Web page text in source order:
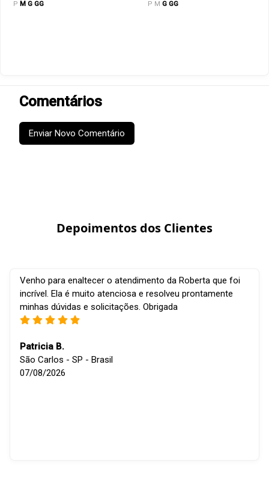
P M G GG P M G GG
Comentários
Enviar Novo Comentário
Depoimentos dos Clientes
Venho para enaltecer o atendimento da Roberta que foi
incrível. Ela é muito atenciosa e resolveu prontamente
minhas dúvidas e solicitações. Obrigada
Patricia B.
São Carlos - SP - Brasil
07/08/2026